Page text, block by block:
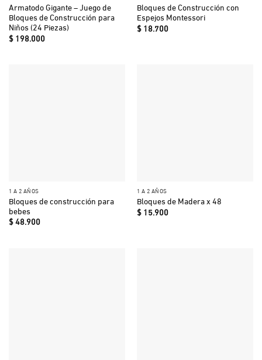
Armatodo Gigante – Juego de
Bloques de Construcción para
Niños (24 Piezas)
$198.000
Bloques de Construcción con
Espejos Montessori
$18.700
1 A 2 AÑOS
Bloques de construcción para
bebes
$48.900
1 A 2 AÑOS
Bloques de Madera x 48
$15.900